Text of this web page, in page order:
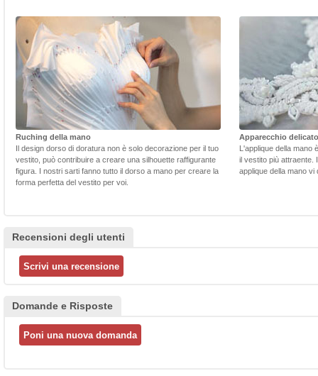
Ruching della mano
Il design dorso di doratura non è solo decorazione per il tuo
vestito, può contribuire a creare una silhouette raffigurante
figura. I nostri sarti fanno tutto il dorso a mano per creare la
forma perfetta del vestito per voi.
Apparecchio delicato
L'applique della mano
il vestito più attraente.
applique della mano
Recensioni degli utenti
Domande e Risposte